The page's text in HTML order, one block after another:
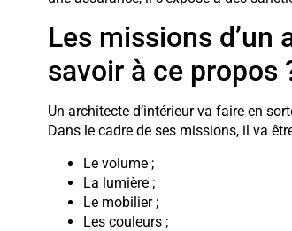
Les missions d’un
savoir à ce propos
Un architecte d’intérieur va faire en
Dans le cadre de ses missions, il va
Le volume ;
La lumière ;
Le mobilier ;
Les couleurs ;